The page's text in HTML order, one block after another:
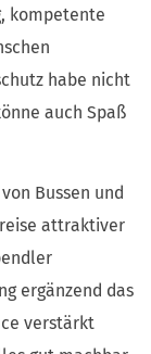
kompetente
habe nicht
auch Spaß
Bussen und
attraktiver
ergänzend das
verstärkt